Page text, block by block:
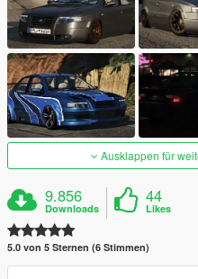
Ausklappen für
9.856
Downloads
44
Likes
5.0 von 5 Sternen (6 Stimmen)